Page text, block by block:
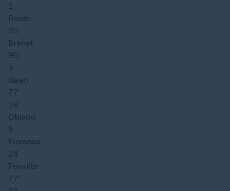
1
Room
20
Brenet
90′
3
Gaari
77′
18
Obispo
5
Floranus
24
Fonville
77′